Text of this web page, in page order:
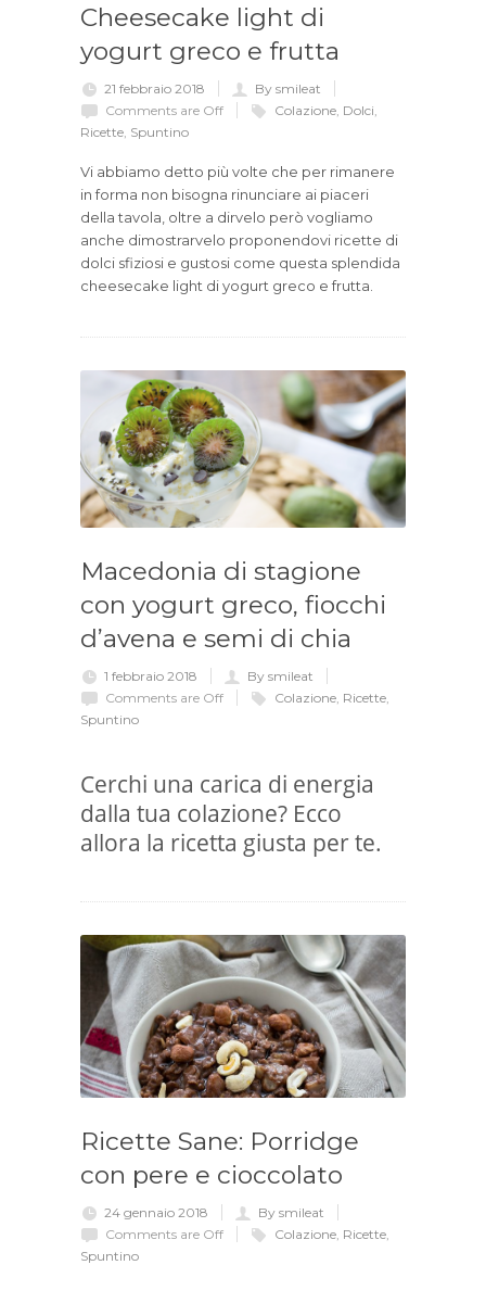
Cheesecake light di
yogurt greco e frutta
21 febbraio 2018
By smileat
Comments are Off
Colazione Dolci
Ricette Spuntino
Vi abbiamo detto più volte che per rimanere
in forma non bisogna rinunciare ai piaceri
della tavola, oltre a dirvelo però vogliamo
anche dimostrarvelo proponendovi ricette di
dolci sfiziosi e gustosi come questa splendida
cheesecake light di yogurt greco e frutta.
Macedonia di stagione
con yogurt greco, fiocchi
d’avena e semi di chia
1 febbraio 2018
By smileat
Comments are Off
Colazione, Ricette,
Spuntino
Cerchi una carica di energia
dalla tua colazione? Ecco
allora la ricetta giusta per te.
Ricette Sane: Porridge
con pere e cioccolato
24 gennaio 2018
By smileat
Comments are Off
Colazione Ricette
Spuntino